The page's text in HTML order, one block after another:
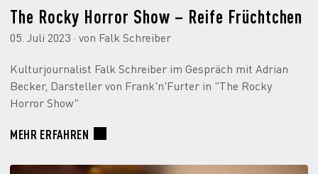
The Rocky Horror Show – Reife Früchtchen
05. Juli 2023 · von Falk Schreiber
Kulturjournalist Falk Schreiber im Gespräch mit Adrian
Becker, Darsteller von Frank'n'Furter in "The Rocky
Horror Show"
MEHR ERFAHREN